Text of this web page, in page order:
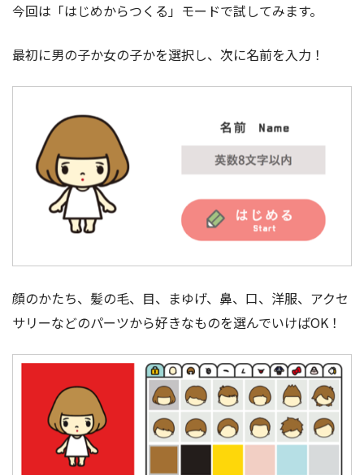
今回は「はじめからつくる」モードで試してみます。
最初に男の子か女の子かを選択し、次に名前を入力！
顔のかたち、髪の毛、目、まゆげ、鼻、口、洋服、アクセ
サリーなどのパーツから好きなものを選んでいけばOK！